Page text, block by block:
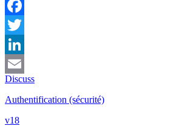
Facebook
Twitter
LinkedIn
Email
Discuss
Authentification (sécurité)
v18